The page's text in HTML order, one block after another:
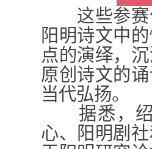
这些参赛
阳明诗文中
点的演绎，
原创诗文的
当代弘扬。
据悉，绍
心、阳明剧